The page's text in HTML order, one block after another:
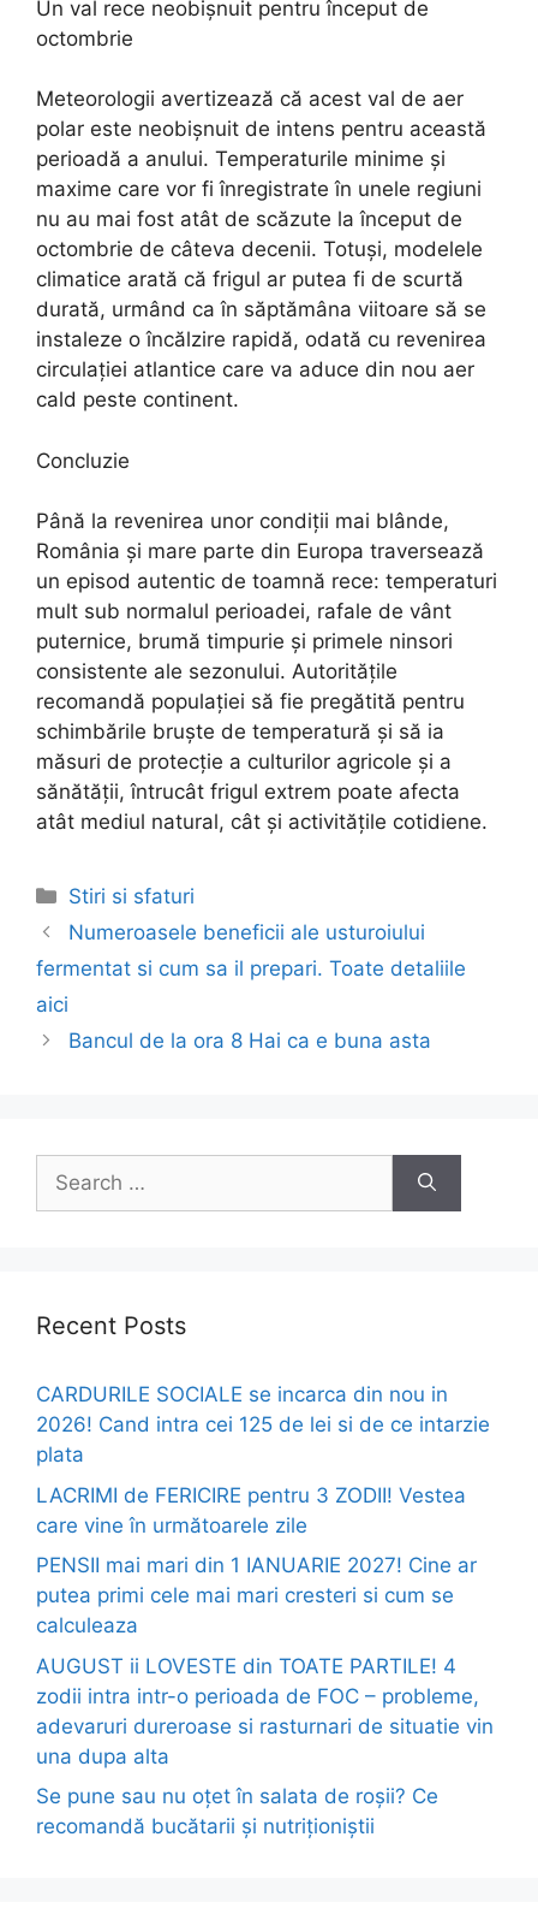
Un val rece neobișnuit pentru început de
octombrie
Meteorologii avertizează că acest val de aer
polar este neobișnuit de intens pentru această
perioadă a anului. Temperaturile minime și
maxime care vor fi înregistrate în unele regiuni
nu au mai fost atât de scăzute la început de
octombrie de câteva decenii. Totuși, modelele
climatice arată că frigul ar putea fi de scurtă
durată, urmând ca în săptămâna viitoare să se
instaleze o încălzire rapidă, odată cu revenirea
circulației atlantice care va aduce din nou aer
cald peste continent.
Concluzie
Până la revenirea unor condiții mai blânde,
România și mare parte din Europa traversează
un episod autentic de toamnă rece: temperaturi
mult sub normalul perioadei, rafale de vânt
puternice, brumă timpurie și primele ninsori
consistente ale sezonului. Autoritățile
recomandă populației să fie pregătită pentru
schimbările bruște de temperatură și să ia
măsuri de protecție a culturilor agricole și a
sănătății, întrucât frigul extrem poate afecta
atât mediul natural, cât și activitățile cotidiene.
Categories
Stiri si sfaturi
Post
navigation
Numeroasele beneficii ale usturoiului
fermentat si cum sa il prepari. Toate detaliile
aici
Bancul de la ora 8 Hai ca e buna asta
Search
for:
Recent Posts
CARDURILE SOCIALE se incarca din nou in
2026! Cand intra cei 125 de lei si de ce intarzie
plata
LACRIMI de FERICIRE pentru 3 ZODII! Vestea
care vine în următoarele zile
PENSII mai mari din 1 IANUARIE 2027! Cine ar
putea primi cele mai mari cresteri si cum se
calculeaza
AUGUST ii LOVESTE din TOATE PARTILE! 4
zodii intra intr-o perioada de FOC – probleme,
adevaruri dureroase si rasturnari de situatie vin
una dupa alta
Se pune sau nu oțet în salata de roșii? Ce
recomandă bucătarii și nutriționiștii